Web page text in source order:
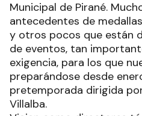
Municipal de Pirané.
antecedentes de
y otros pocos que están
de eventos, tan
exigencia, para los que
preparándose desde
pretemporada dirigida
Villalba.